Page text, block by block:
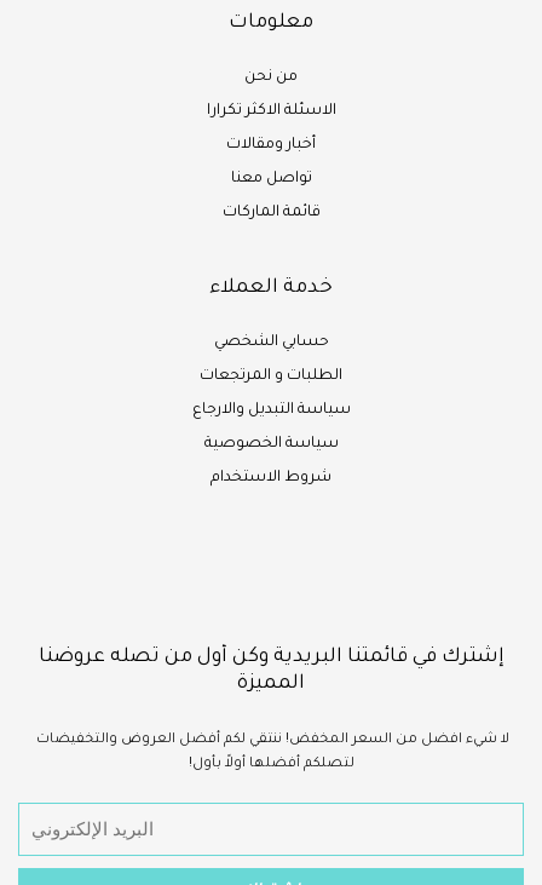
معلومات
من نحن
الاسئلة الاكثر تكرارا
أخبار ومقالات
تواصل معنا
قائمة الماركات
خدمة العملاء
حسابي الشخصي
الطلبات و المرتجعات
سياسة التبديل والارجاع
سياسة الخصوصية
شروط الاستخدام
إشترك في قائمتنا البريدية وكن أول من تصله عروضنا
المميزة
لا شيء افضل من السعر المخفض! ننتقي لكم أفضل العروض والتخفيضات
لتصلكم أفضلها أولاً بأول!